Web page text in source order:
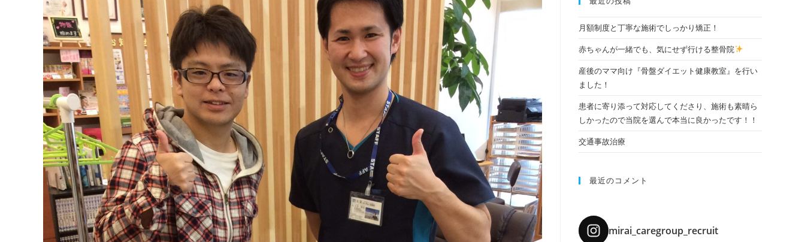
月額制度と丁寧な施術でしっかり矯正！
赤ちゃんが一緒でも、気にせず行ける整骨院
産後のママ向け『骨盤ダイエット健康教室』を行い
ました！
患者に寄り添って対応してくださり、施術も素晴ら
しかったので当院を選んで本当に良かったです！！
交通事故治療
最近のコメント
mirai_caregroup_recruit